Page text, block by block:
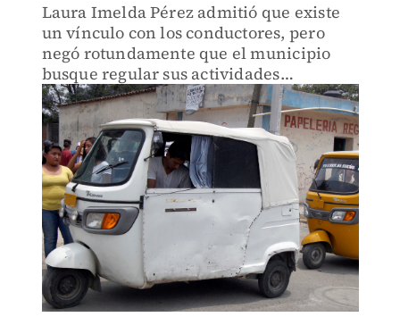
Laura Imelda Pérez admitió que existe
un vínculo con los conductores, pero
negó rotundamente que el municipio
busque regular sus actividades
operativas actuales.